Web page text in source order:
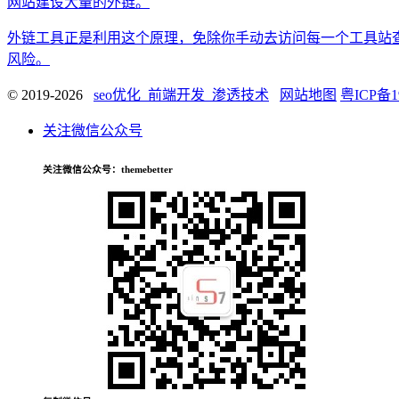
外链工具正是利用这个原理，免除你手动去访问每一个工具
风险。
© 2019-2026 seo优化_前端开发_渗透技术 网站地图 粤ICP备
关注微信公众号
关注微信公众号：themebetter